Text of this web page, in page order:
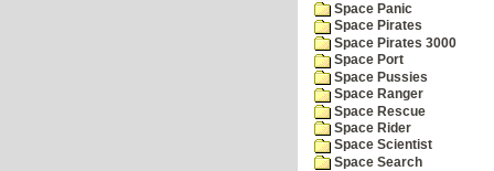
Space Panic
Space Pirates
Space Pirates 3000
Space Port
Space Pussies
Space Ranger
Space Rescue
Space Rider
Space Scientist
Space Search